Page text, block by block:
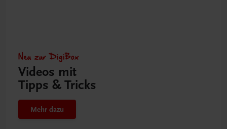
Neu zur DigiBox
Videos mit
Tipps & Tricks
Mehr dazu